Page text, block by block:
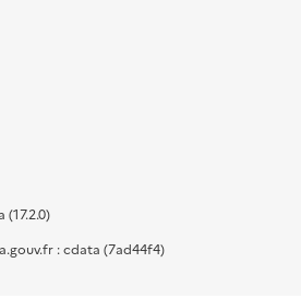
: cdata (7ad44f4)